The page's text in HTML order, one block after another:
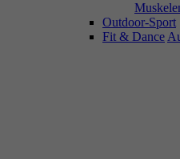
Outdoor-Sport
Fit & Dance